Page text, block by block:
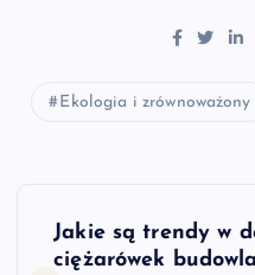
Ekologia i zrównoważony
NJakie są trendy w
ciężarówek